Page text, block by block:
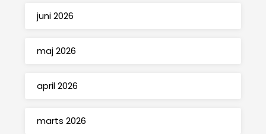
juni 2026
maj 2026
april 2026
marts 2026